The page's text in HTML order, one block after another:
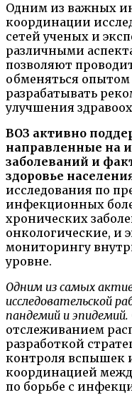
Одним из важных
координации
сетей ученых и
различными
позволяют
обменяться
разрабатывать
улучшения
ВОЗ активно
направленные на
заболеваний и
здоровье
исследования по
инфекционных
хронических
онкологические, и
мониторингу
уровне.
Одним из самых
исследовательской
пандемий и эпидемий.
отслеживанием
разработкой
контроля вспышек
координацией
по борьбе с